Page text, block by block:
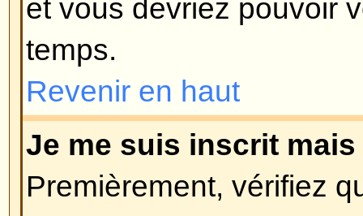
supprimé votre compte pour
vous trouvez dans le dernier
vous n'avez rien posté ? Il est
de supprimer périodiquement
utilisateurs n'ayant rien posté
la base de données. Essayez
encore et impliquez-vous dans